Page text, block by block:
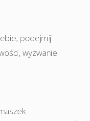
, podejmij
, wyzwanie